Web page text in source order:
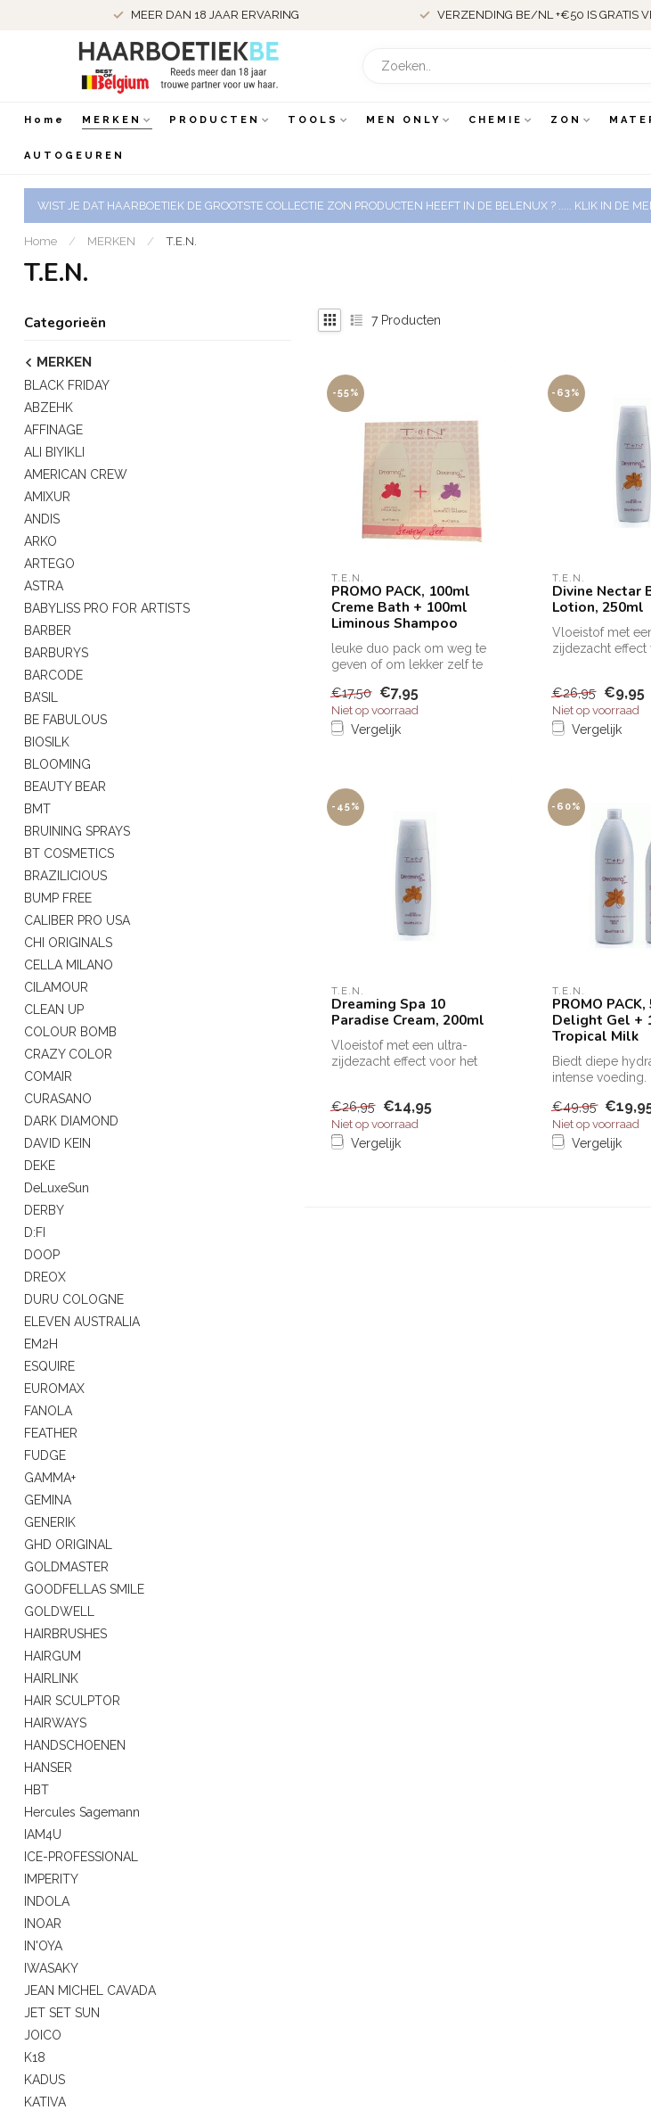
MEER DAN 18 JAAR ERVARING VERZENDING BE/NL +€50 IS GRATIS
Home MERKEN PRODUCTEN TOOLS MEN ONLY CHEMIE ZON
AUTOGEUREN
WIST JE DAT HAARBOETIEK DE GROOTSTE COLLECTIE ZON PRODUCTEN HEEFT IN DE BELENUX ? ..... KLIK IN DE
Home / MERKEN / T.E.N.
T.E.N.
Categorieën
MERKEN
BLACK FRIDAY
ABZEHK
AFFINAGE
ALI BIYIKLI
AMERICAN CREW
AMIXUR
ANDIS
ARKO
ARTEGO
ASTRA
BABYLISS PRO FOR ARTISTS
BARBER
BARBURYS
BARCODE
BA’SIL
BE FABULOUS
BIOSILK
BLOOMING
BEAUTY BEAR
BMT
BRUINING SPRAYS
BT COSMETICS
BRAZILICIOUS
BUMP FREE
CALIBER PRO USA
CHI ORIGINALS
CELLA MILANO
CILAMOUR
CLEAN UP
COLOUR BOMB
CRAZY COLOR
COMAIR
CURASANO
DARK DIAMOND
DAVID KEIN
DEKE
DeLuxeSun
DERBY
D:FI
DOOP
DREOX
DURU COLOGNE
ELEVEN AUSTRALIA
EM2H
ESQUIRE
EUROMAX
FANOLA
FEATHER
FUDGE
GAMMA+
GEMINA
GENERIK
GHD ORIGINAL
GOLDMASTER
GOODFELLAS SMILE
GOLDWELL
HAIRBRUSHES
HAIRGUM
HAIRLINK
HAIR SCULPTOR
HAIRWAYS
HANDSCHOENEN
HANSER
HBT
Hercules Sagemann
IAM4U
ICE-PROFESSIONAL
IMPERITY
INDOLA
INOAR
IN'OYA
IWASAKY
JEAN MICHEL CAVADA
JET SET SUN
JOICO
K18
KADUS
KATIVA
7Producten
-55%
T.E.N.
PROMO PACK, 100ml
Creme Bath + 100ml
Liminous Shampoo
leuke duo pack om weg te
geven of om lekker zelf te
€17,50 €7,95
Niet op voorraad
Vergelijk
-63%
T.E.N.
Divine Nectar
Lotion, 250ml
Vloeistof met
zijdezacht effect
€26,95 €9,95
Niet op voorraad
Vergelijk
-45%
T.E.N.
Dreaming Spa 10
Paradise Cream, 200ml
Vloeistof met een ultra-
zijdezacht effect voor het
€26,95 €14,95
Niet op voorraad
Vergelijk
-60%
T.E.N.
PROMO
Delight Gel +
Tropical Milk
Biedt diepe
intense voeding.
€49,95
Niet op voorraad
Vergelijk